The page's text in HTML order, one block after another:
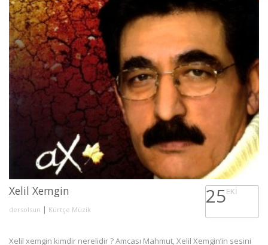
Xelil Xemgin
dersolsun | Kürtçe Müzik
25EKI
Xelil xemgin kimdir nerelidir ? Amcası Mahmut, Xelil Xemgin’in sesini